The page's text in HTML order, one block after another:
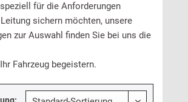
für die Anforderungen
sichern möchten, unsere
zur Auswahl finden Sie bei uns die
Fahrzeug begeistern.